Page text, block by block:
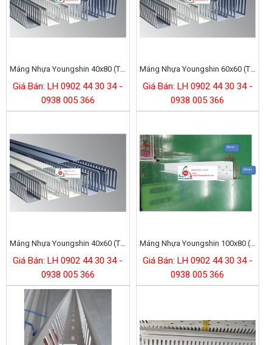
Máng Nhựa Youngshin 40x80 (Trungking 40x80 Korea)
Giá Bán: LH 0902 44 30 34 -
0938 005 366
Máng Nhựa Youngshin 60x60 (Trunking 60x60 Korea)
Giá Bán: LH 0902 44 30 34 -
0938 005 366
Giá Bán: LH 0902 44 30 34 -
0938 005 366
Máng Nhựa Youngshin 100x80 (Trungking 100x80 Korea)
Giá Bán: LH 0902 44 30 34 -
0938 005 366